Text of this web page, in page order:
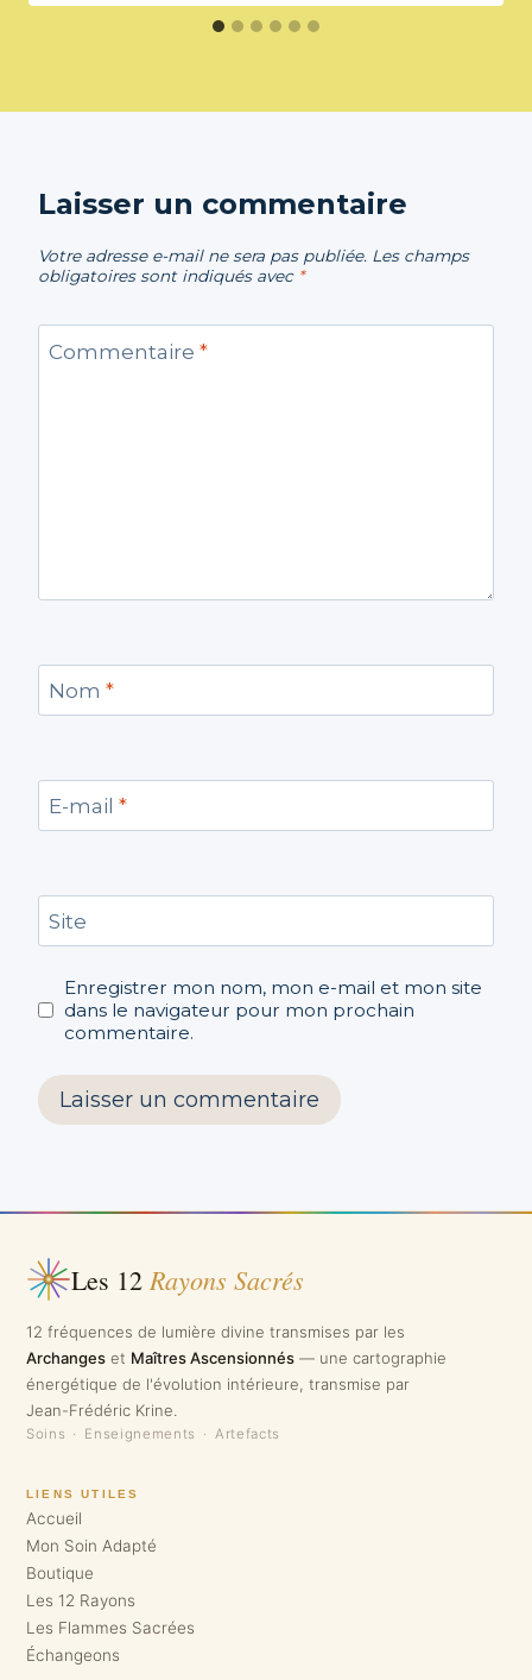
Laisser un commentaire
Votre adresse e-mail ne sera pas publiée. Les champs
obligatoires sont indiqués avec *
Commentaire *
Nom *
E-mail *
Site
Enregistrer mon nom, mon e-mail et mon site
dans le navigateur pour mon prochain
commentaire.
Les 12 Rayons Sacrés
12 fréquences de lumière divine transmises par les
Archanges et Maîtres Ascensionnés — une cartographie
énergétique de l'évolution intérieure, transmise par
Jean-Frédéric Krine.
Soins · Enseignements · Artefacts
LIENS UTILES
Accueil
Mon Soin Adapté
Boutique
Les 12 Rayons
Les Flammes Sacrées
Échangeons